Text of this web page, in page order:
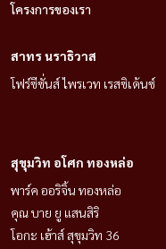
โครงการของเรา
สาทร นราธิวาส
โฟร์ซีซั่นส์ ไพรเวท เรสซิเด้นซ์
สุขุมวิท อโศก ทองหล่อ
พาร์ค ออริจิ้น ทองหล่อ
คุณ บาย ยู แสนสิริ
โอกะ เฮ้าส์ สุขุมวิท 36